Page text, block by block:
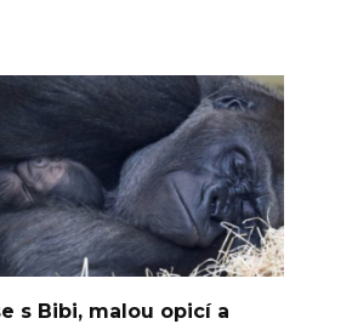
s Bibi, malou opicí a